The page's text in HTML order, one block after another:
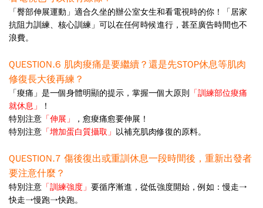
「臀部伸展運動」適合久坐的辦公室女生和看電視時的你！「居家
抗阻力訓練、核心訓練」可以在任何時候進行，甚至廣告時間也不
浪費。
QUESTION.6 肌肉痠痛是要繼續？還是先STOP休息等肌肉
修復長大後再練？
「痠痛」是一個身體明顯的提示，掌握一個大原則
「訓練部位痠痛
就休息」
！
特別注意 「伸展」
，愈痠痛愈要伸展！
特別注意 「增加蛋白質攝取」 以補充肌肉修復的原料。
QUESTION.7 傷後復出或重訓休息一段時間後，重新出發者
要注意什麼？
特別注意 「訓練強度」 要循序漸進，從低強度開始，例如：慢走→
快走→慢跑→快跑。